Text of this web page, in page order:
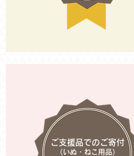
ご支援品でのご寄付
（いぬ・ねこ用品）